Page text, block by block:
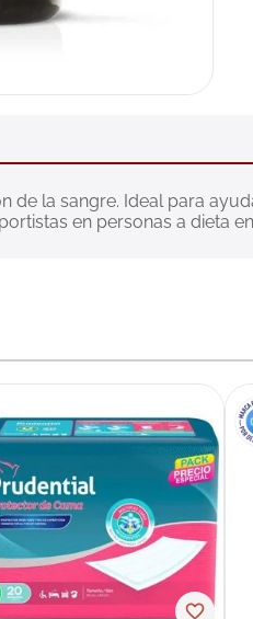
la sangre. Ideal para
en personas a dieta